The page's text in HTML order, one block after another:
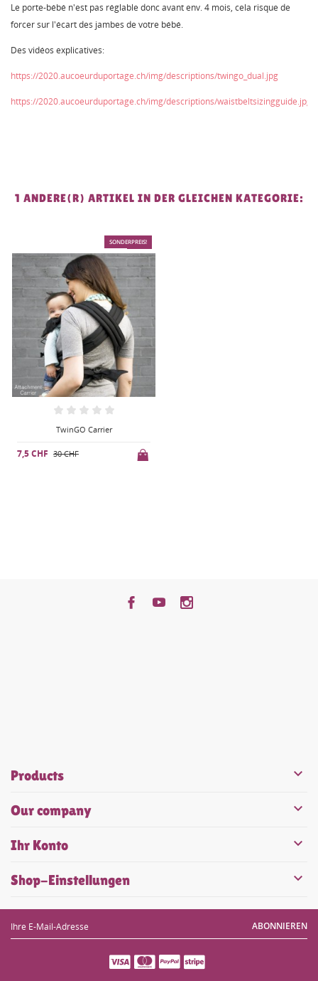
Le porte-bébé n'est pas réglable donc avant env. 4 mois, cela risque de
forcer sur l'écart des jambes de votre bébé.
Des vidéos explicatives:
https://2020.aucoeurduportage.ch/img/descriptions/twingo_dual.jpg
https://2020.aucoeurduportage.ch/img/descriptions/waistbeltsizingguide.jpg
1 ANDERE(R) ARTIKEL IN DER GLEICHEN KATEGORIE:
-75%
SONDERPREIS!
TwinGO Carrier
7,5 CHF 30 CHF
Products 
Our company 
Ihr Konto 
Shop-Einstellungen 
ABONNIEREN